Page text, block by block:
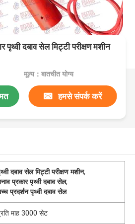
पृथ्वी दबाव सेल मिट्टी परीक्षण मशीन
मूल्य：बातचीत योग्य
हमसे संपर्क करें
दबाव सेल मिट्टी परीक्षण मशीन,
प्रकार पृथ्वी दबाव सेल,
प्रदर्शन पृथ्वी दबाव सेल
माह 3000 सेट